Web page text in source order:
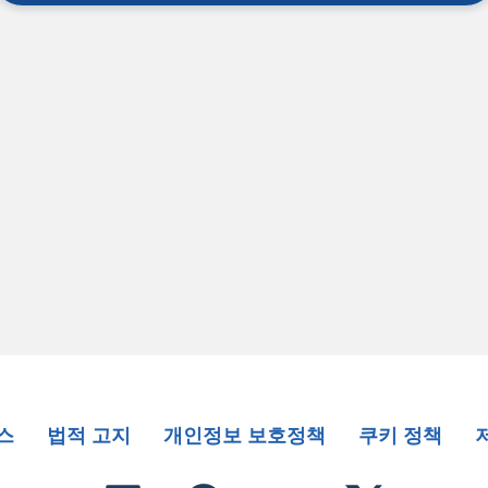
법적 고지 개인정보 보호정책 쿠키 정책